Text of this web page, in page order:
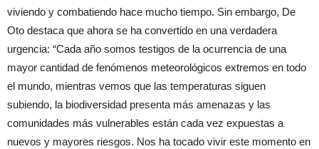
viviendo y combatiendo hace mucho tiempo. Sin embargo, De
Oto destaca que ahora se ha convertido en una verdadera
urgencia: “Cada año somos testigos de la ocurrencia de una
mayor cantidad de fenómenos meteorológicos extremos en todo
el mundo, mientras vemos que las temperaturas siguen
subiendo, la biodiversidad presenta más amenazas y las
comunidades más vulnerables están cada vez expuestas a
nuevos y mayores riesgos. Nos ha tocado vivir este momento en